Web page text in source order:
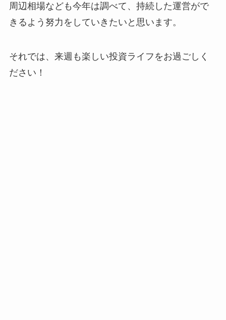
周辺相場なども今年は調べて、持続した運営がで
きるよう努力をしていきたいと思います。
それでは、来週も楽しい投資ライフをお過ごしく
ださい！